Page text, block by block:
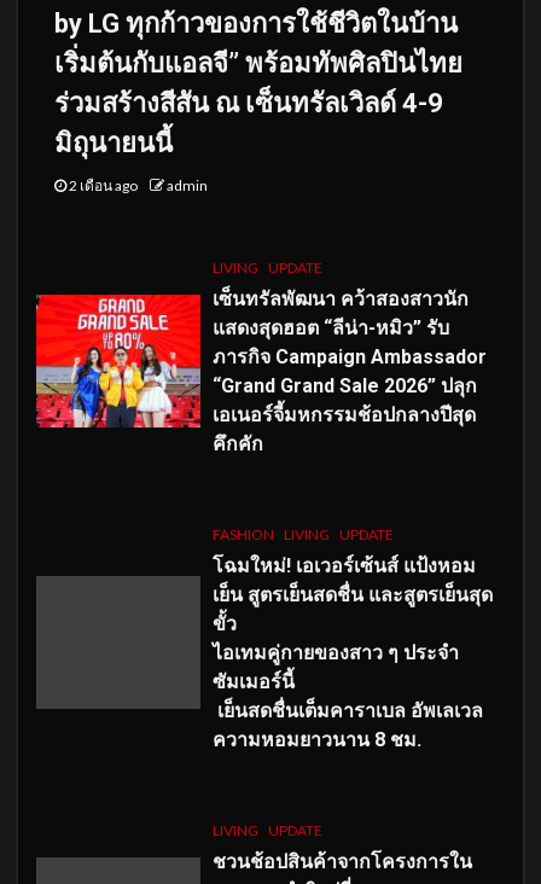
by LG ทุกก้าวของการใช้ชีวิตในบ้าน
เริ่มต้นกับแอลจี” พร้อมทัพศิลปินไทย
ร่วมสร้างสีสัน ณ เซ็นทรัลเวิลด์ 4-9
มิถุนายนนี้
2 เดือน ago admin
LIVING UPDATE
เซ็นทรัลพัฒนา คว้าสองสาวนัก
แสดงสุดฮอต “ลีน่า-หมิว” รับ
ภารกิจ Campaign Ambassador
“Grand Grand Sale 2026” ปลุก
เอเนอร์จี้มหกรรมช้อปกลางปีสุด
คึกคัก
FASHION LIVING UPDATE
โฉมใหม่! เอเวอร์เซ้นส์ แป้งหอม
เย็น สูตรเย็นสดชื่น และสูตรเย็นสุด
ขั้ว
ไอเทมคู่กายของสาว ๆ ประจำ
ซัมเมอร์นี้
เย็นสดชื่นเต็มคาราเบล อัพเลเวล
ความหอมยาวนาน 8 ชม.
LIVING UPDATE
ชวนช้อปสินค้าจากโครงการใน